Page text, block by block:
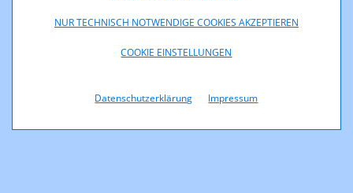
NUR TECHNISCH NOTWENDIGE COOKIES AKZEPTIEREN
COOKIE EINSTELLUNGEN
Datenschutzerklärung Impressum
900/1800 MHz (2002) Frequenzspektrum